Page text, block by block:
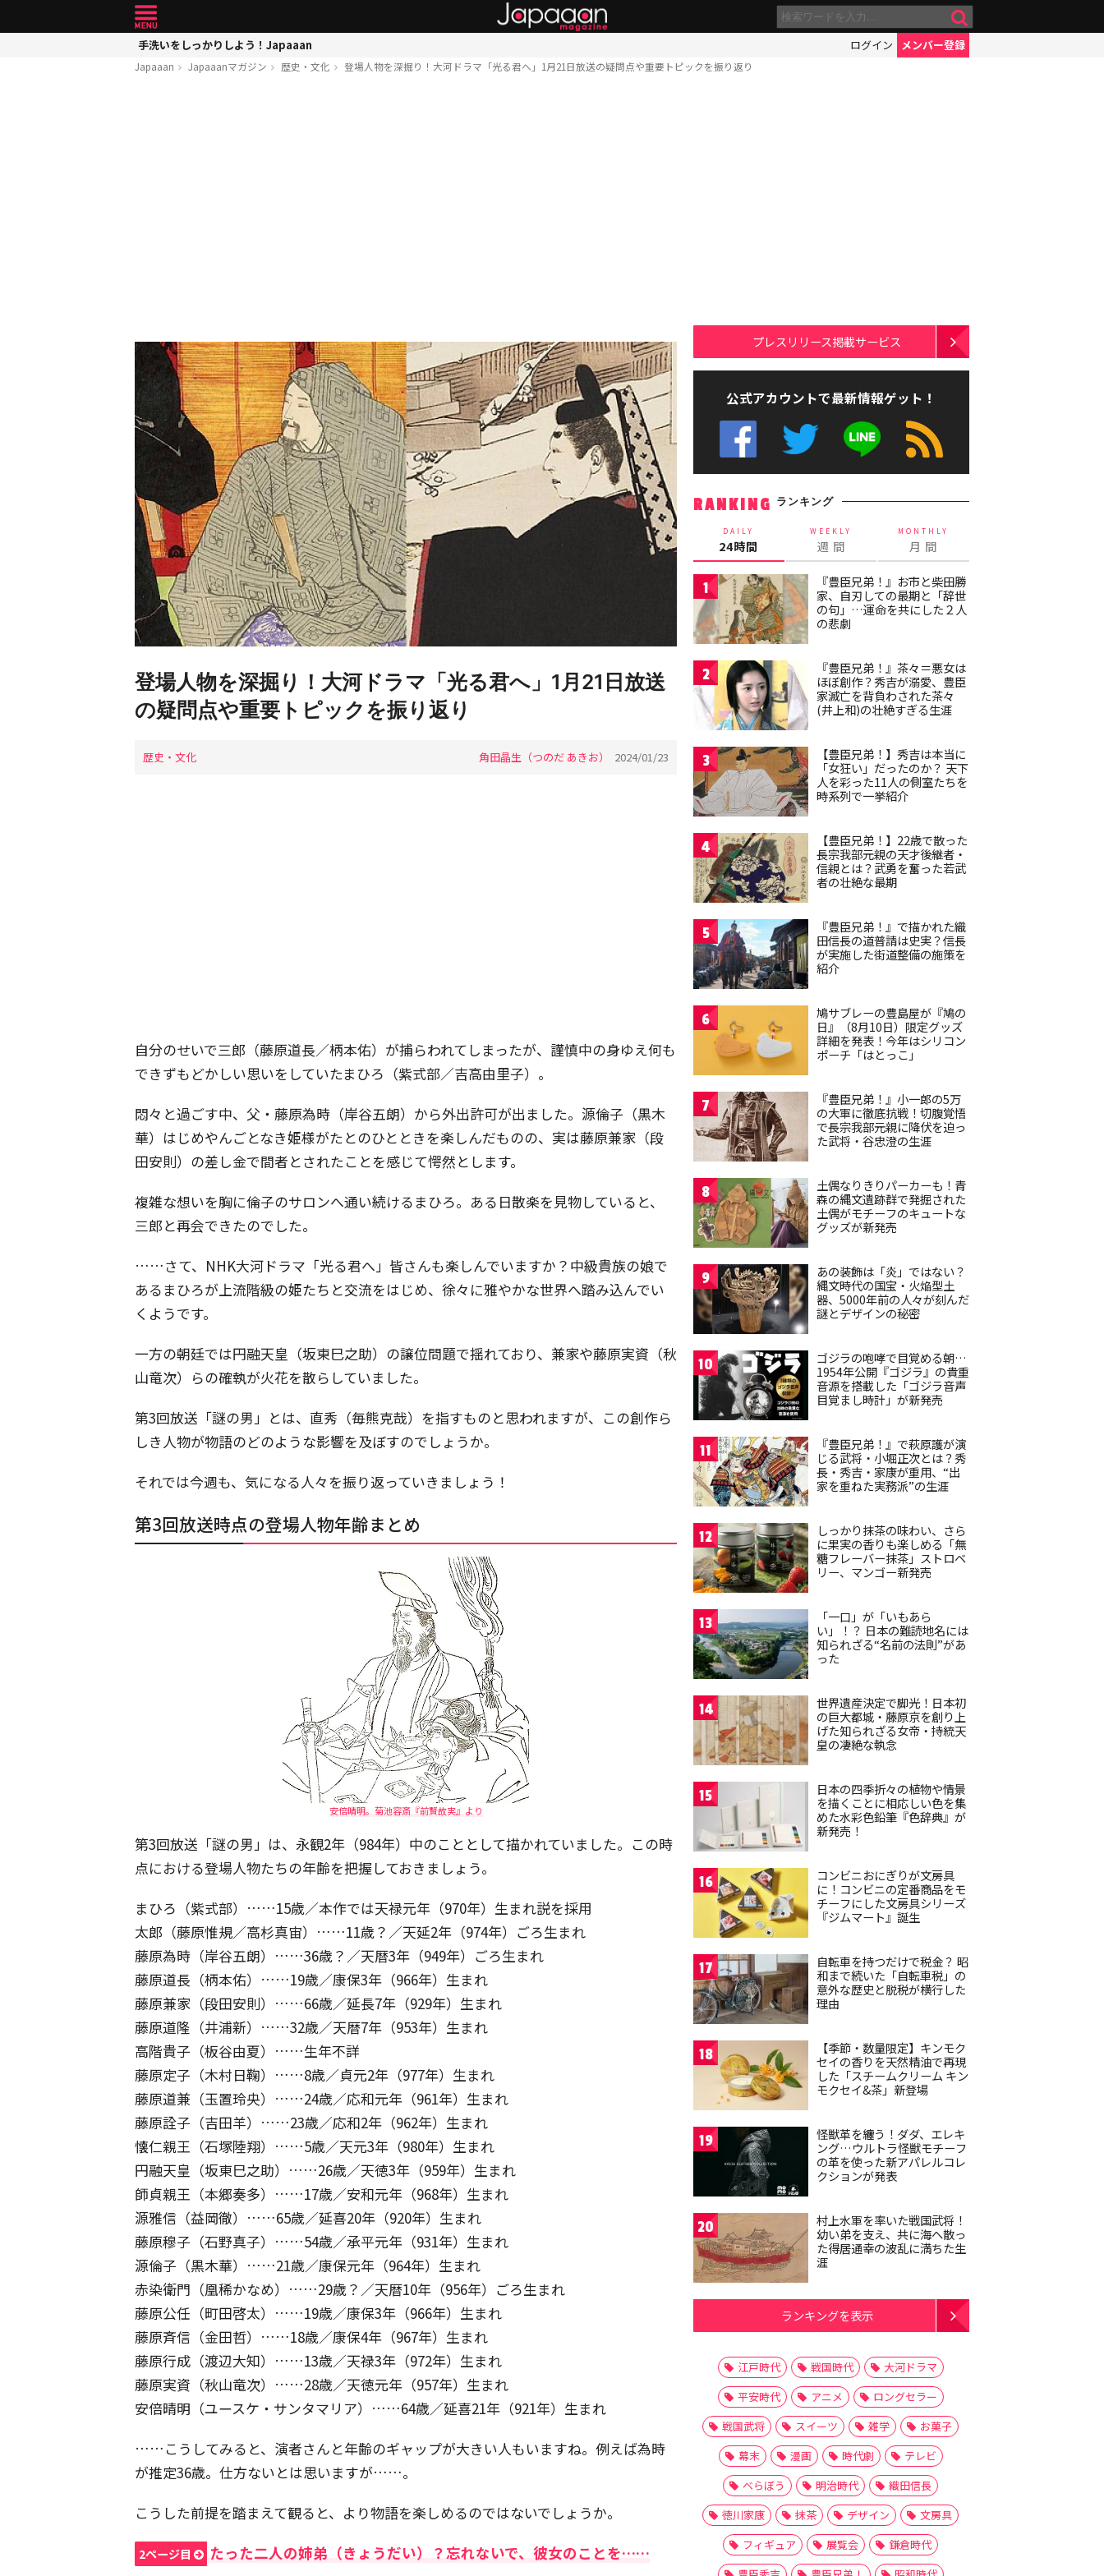
手洗いをしっかりしよう！Japaaan ログイン メンバー登録
Japaaan Japaaanマガジン 歴史・文化 登場人物を深掘り！大河ドラマ「光る君へ」1月21日放送の疑問点や重要トピックを振り返り
登場人物を深掘り！大河ドラマ「光る君へ」1月21日放送
の疑問点や重要トピックを振り返り
歴史・文化 角田晶生（つのだ あきお） 2024/01/23
自分のせいで三郎（藤原道長／柄本佑）が捕らわれてしまったが、謹慎中の身ゆえ何も
できずもどかしい思いをしていたまひろ（紫式部／吉高由里子）。
悶々と過ごす中、父・藤原為時（岸谷五朗）から外出許可が出ました。源倫子（黒木
華）はじめやんごとなき姫様がたとのひとときを楽しんだものの、実は藤原兼家（段
田安則）の差し金で間者とされたことを感じて愕然とします。
複雑な想いを胸に倫子のサロンへ通い続けるまひろ。ある日散楽を見物していると、
三郎と再会できたのでした。
……さて、NHK大河ドラマ「光る君へ」皆さんも楽しんでいますか？中級貴族の娘で
あるまひろが上流階級の姫たちと交流をはじめ、徐々に雅やかな世界へ踏み込んでい
くようです。
一方の朝廷では円融天皇（坂東巳之助）の譲位問題で揺れており、兼家や藤原実資（秋
山竜次）らの確執が火花を散らしていました。
第3回放送「謎の男」とは、直秀（毎熊克哉）を指すものと思われますが、この創作ら
しき人物が物語のどのような影響を及ぼすのでしょうか。
それでは今週も、気になる人々を振り返っていきましょう！
第3回放送時点の登場人物年齢まとめ
安倍晴明。菊池容斎『前賢故実』より
第3回放送「謎の男」は、永観2年（984年）中のこととして描かれていました。この時
点における登場人物たちの年齢を把握しておきましょう。
まひろ（紫式部）……15歳／本作では天禄元年（970年）生まれ説を採用
太郎（藤原惟規／高杉真宙）……11歳？／天延2年（974年）ごろ生まれ
藤原為時（岸谷五朗）……36歳？／天暦3年（949年）ごろ生まれ
藤原道長（柄本佑）……19歳／康保3年（966年）生まれ
藤原兼家（段田安則）……66歳／延長7年（929年）生まれ
藤原道隆（井浦新）……32歳／天暦7年（953年）生まれ
高階貴子（板谷由夏）……生年不詳
藤原定子（木村日鞠）……8歳／貞元2年（977年）生まれ
藤原道兼（玉置玲央）……24歳／応和元年（961年）生まれ
藤原詮子（吉田羊）……23歳／応和2年（962年）生まれ
懐仁親王（石塚陸翔）……5歳／天元3年（980年）生まれ
円融天皇（坂東巳之助）……26歳／天徳3年（959年）生まれ
師貞親王（本郷奏多）……17歳／安和元年（968年）生まれ
源雅信（益岡徹）……65歳／延喜20年（920年）生まれ
藤原穆子（石野真子）……54歳／承平元年（931年）生まれ
源倫子（黒木華）……21歳／康保元年（964年）生まれ
赤染衛門（凰稀かなめ）……29歳？／天暦10年（956年）ごろ生まれ
藤原公任（町田啓太）……19歳／康保3年（966年）生まれ
藤原斉信（金田哲）……18歳／康保4年（967年）生まれ
藤原行成（渡辺大知）……13歳／天禄3年（972年）生まれ
藤原実資（秋山竜次）……28歳／天徳元年（957年）生まれ
安倍晴明（ユースケ・サンタマリア）……64歳／延喜21年（921年）生まれ
……こうしてみると、演者さんと年齢のギャップが大きい人もいますね。例えば為時
が推定36歳。仕方ないとは思いますが……。
こうした前提を踏まえて観ると、より物語を楽しめるのではないでしょうか。
2ページ目 たった二人の姉弟（きょうだい）？忘れないで、彼女のことを……
プレスリリース掲載サービス
公式アカウントで最新情報ゲット！
RANKING ランキング
DAILY
24時間
WEEKLY
週 間
MONTHLY
月 間
1
『豊臣兄弟！』お市と柴田勝
家、自刃しての最期と「辞世
の句」…運命を共にした２人
の悲劇
2
『豊臣兄弟！』茶々＝悪女は
ほぼ創作？秀吉が溺愛、豊臣
家滅亡を背負わされた茶々
(井上和)の壮絶すぎる生涯
3
【豊臣兄弟！】秀吉は本当に
「女狂い」だったのか？ 天下
人を彩った11人の側室たちを
時系列で一挙紹介
4
【豊臣兄弟！】22歳で散った
長宗我部元親の天才後継者・
信親とは？武勇を奮った若武
者の壮絶な最期
5
『豊臣兄弟！』で描かれた織
田信長の道普請は史実？信長
が実施した街道整備の施策を
紹介
6
鳩サブレーの豊島屋が『鳩の
日』（8月10日）限定グッズ
詳細を発表！今年はシリコン
ポーチ「はとっこ」
7
『豊臣兄弟！』小一郎の5万
の大軍に徹底抗戦！切腹覚悟
で長宗我部元親に降伏を迫っ
た武将・谷忠澄の生涯
8
土偶なりきりパーカーも！青
森の縄文遺跡群で発掘された
土偶がモチーフのキュートな
グッズが新発売
9
あの装飾は「炎」ではない？
縄文時代の国宝・火焔型土
器、5000年前の人々が刻んだ
謎とデザインの秘密
10
ゴジラの咆哮で目覚める朝…
1954年公開『ゴジラ』の貴重
音源を搭載した「ゴジラ音声
目覚まし時計」が新発売
11
『豊臣兄弟！』で萩原護が演
じる武将・小堀正次とは？秀
長・秀吉・家康が重用、“出
家を重ねた実務派”の生涯
12
しっかり抹茶の味わい、さら
に果実の香りも楽しめる「無
糖フレーバー抹茶」ストロベ
リー、マンゴー新発売
13
「一口」が「いもあら
い」！？ 日本の難読地名には
知られざる“名前の法則”があ
った
14
世界遺産決定で脚光！日本初
の巨大都城・藤原京を創り上
げた知られざる女帝・持統天
皇の凄絶な執念
15
日本の四季折々の植物や情景
を描くことに相応しい色を集
めた水彩色鉛筆『色辞典』が
新発売！
16
コンビニおにぎりが文房具
に！コンビニの定番商品をモ
チーフにした文房具シリーズ
『ジムマート』誕生
17
自転車を持つだけで税金？ 昭
和まで続いた「自転車税」の
意外な歴史と脱税が横行した
理由
18
【季節・数量限定】キンモク
セイの香りを天然精油で再現
した「スチームクリーム キン
モクセイ&茶」新登場
19
怪獣革を纏う！ダダ、エレキ
ング…ウルトラ怪獣モチーフ
の革を使った新アパレルコレ
クションが発表
20
村上水軍を率いた戦国武将！
幼い弟を支え、共に海へ散っ
た得居通幸の波乱に満ちた生
涯
ランキングを表示
江戸時代 戦国時代
大河ドラマ
平安時代
アニメ
ロングセラー
戦国武将
スイーツ 雑学
お菓子
幕末
漫画 時代劇
テレビ
べらぼう
明治時代
織田信長
徳川家康
抹茶 デザイン
文房具
フィギュア
展覧会
鎌倉時代